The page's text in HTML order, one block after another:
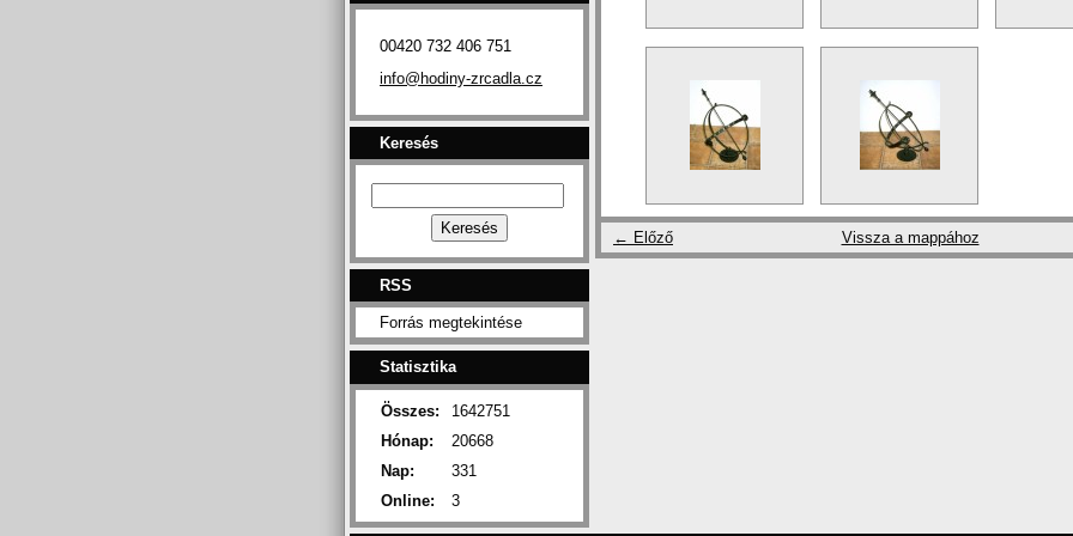
← Előző Vissza a mappához
00420 732 406 751
info@hodiny-zrcadla.cz
Keresés
RSS
Forrás megtekintése
Statisztika
Online: 3
Összes:
1642751
Hónap:
20668
Nap:
331